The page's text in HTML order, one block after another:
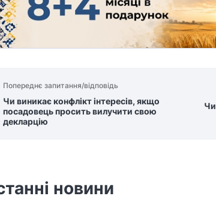
Попереднє запитання/відповідь
Чи виникає конфлікт інтересів, якщо
посадовець просить вилучити свою
декларцію
Чи
новини